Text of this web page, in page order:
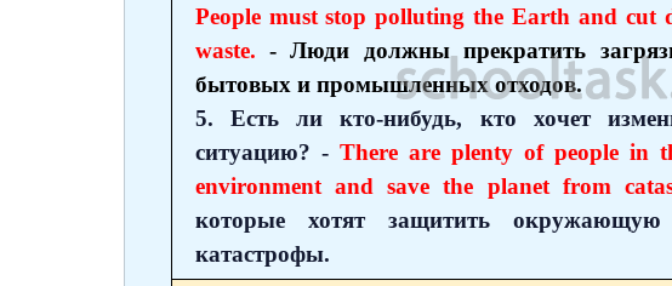
People must stop polluting the Earth and cut
waste. - Люди должны прекратить
бытовых и промышленных отходов.
5. Есть ли кто-нибудь, кто хочет
ситуацию? - There are plenty of people in
environment and save the planet from
которые хотят защитить
катастрофы.